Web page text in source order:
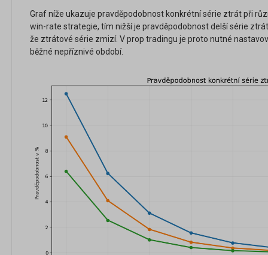
Graf níže ukazuje pravděpodobnost konkrétní série ztrát při
win-rate strategie, tím nižší je pravděpodobnost delší série
že ztrátové série zmizí. V prop tradingu je proto nutné
běžné nepříznivé období.